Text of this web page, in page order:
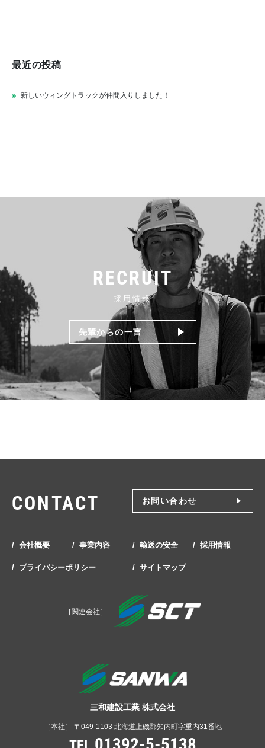
最近の投稿
新しいウィングトラックが仲間入りしました！
RECRUIT
採用情報
先輩からの一言
CONTACT お問い合わせ
会社概要 事業内容 輸送の安全 採用情報
プライバシーポリシー サイトマップ
［関連会社］
三和建設工業 株式会社
［本社］ 〒049-1103 北海道上磯郡知内町字重内31番地